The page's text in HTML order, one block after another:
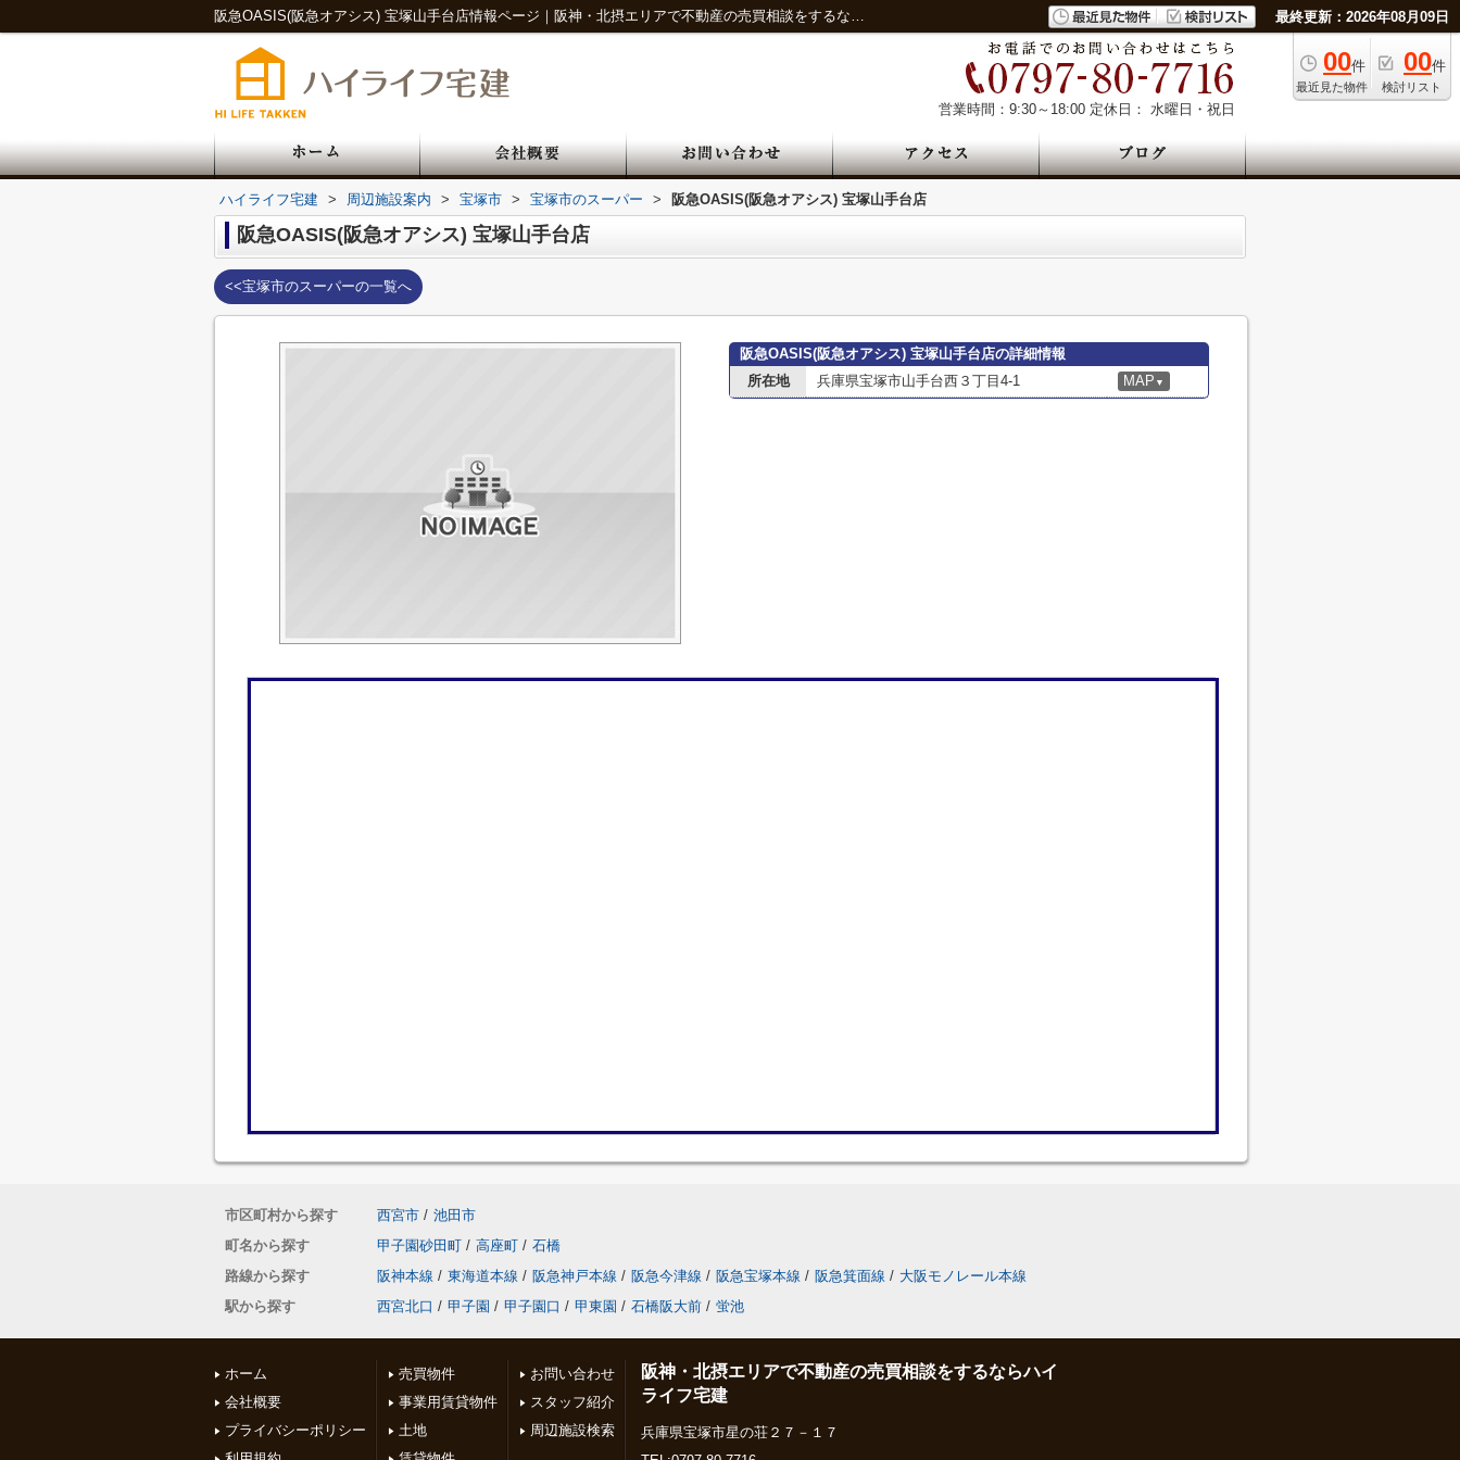
阪急OASIS(阪急オアシス) 宝塚山手台店情報ページ｜阪神・北摂エリアで不動産の売買相談をするならハイライフ宅建 最終更新：2026年08月09日
00件
最近見た物件
00件
検討リスト
営業時間：9:30～18:00 定休日： 水曜日・祝日
ハイライフ宅建 > 周辺施設案内 > 宝塚市 > 宝塚市のスーパー > 阪急OASIS(阪急オアシス) 宝塚山手台店
阪急OASIS(阪急オアシス) 宝塚山手台店
<<宝塚市のスーパーの一覧へ
阪急OASIS(阪急オアシス) 宝塚山手台店の詳細情報
所在地
兵庫県宝塚市山手台西３丁目4-1 MAP ▼
市区町村から探す 西宮市 / 池田市
町名から探す
甲子園砂田町 / 高座町 / 石橋
路線から探す
阪神本線 / 東海道本線 / 阪急神戸本線 / 阪急今津線 / 阪急宝塚本線 / 阪急箕面線 / 大阪モノレール本線
駅から探す
西宮北口 / 甲子園 / 甲子園口 / 甲東園 / 石橋阪大前 / 蛍池
ホーム
会社概要
プライバシーポリシー
売買物件
事業用賃貸物件
土地
お問い合わせ
スタッフ紹介
周辺施設検索
阪神・北摂エリアで不動産の売買相談をするならハイ
ライフ宅建
兵庫県宝塚市星の荘２７－１７